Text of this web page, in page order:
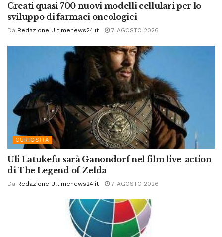
Creati quasi 700 nuovi modelli cellulari per lo
sviluppo di farmaci oncologici
Da Redazione Ultimenews24.it 7 AGOSTO 2026
CURIOSITÀ
Uli Latukefu sarà Ganondorf nel film live-action
di The Legend of Zelda
Da Redazione Ultimenews24.it 7 AGOSTO 2026